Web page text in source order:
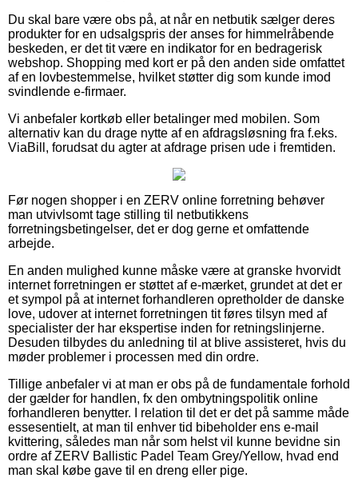
Du skal bare være obs på, at når en netbutik sælger deres
produkter for en udsalgspris der anses for himmelråbende
beskeden, er det tit være en indikator for en bedragerisk
webshop. Shopping med kort er på den anden side omfattet
af en lovbestemmelse, hvilket støtter dig som kunde imod
svindlende e-firmaer.
Vi anbefaler kortkøb eller betalinger med mobilen. Som
alternativ kan du drage nytte af en afdragsløsning fra f.eks.
ViaBill, forudsat du agter at afdrage prisen ude i fremtiden.
Før nogen shopper i en ZERV online forretning behøver
man utvivlsomt tage stilling til netbutikkens
forretningsbetingelser, det er dog gerne et omfattende
arbejde.
En anden mulighed kunne måske være at granske hvorvidt
internet forretningen er støttet af e-mærket, grundet at det er
et sympol på at internet forhandleren opretholder de danske
love, udover at internet forretningen tit føres tilsyn med af
specialister der har ekspertise inden for retningslinjerne.
Desuden tilbydes du anledning til at blive assisteret, hvis du
møder problemer i processen med din ordre.
Tillige anbefaler vi at man er obs på de fundamentale forhold
der gælder for handlen, fx den ombytningspolitik online
forhandleren benytter. I relation til det er det på samme måde
essesentielt, at man til enhver tid bibeholder ens e-mail
kvittering, således man når som helst vil kunne bevidne sin
ordre af ZERV Ballistic Padel Team Grey/Yellow, hvad end
man skal købe gave til en dreng eller pige.